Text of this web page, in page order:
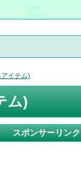
ム)
スポンサーリンク
イテム)